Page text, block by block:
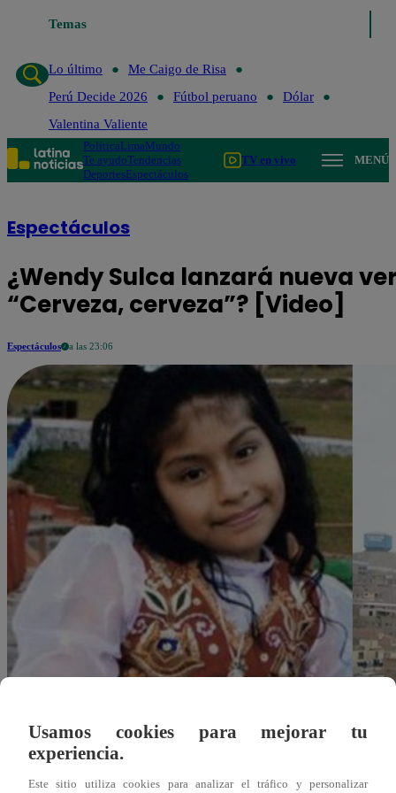
Temas
Lo último
Me Caigo de Risa
Perú Decide 2026
Fútbol peruano
Dólar
Valentina Valiente
PolíticaLimaMundo
Te ayudoTendencias
DeportesEspectáculos
TV en vivo MENÚ
Espectáculos
¿Wendy Sulca lanzará nueva
“Cerveza, cerveza”? [Video]
Espectáculos a las 23:06
Redacción Latina
Usamos cookies para mejorar tu
experiencia.
Este sitio utiliza cookies para analizar el tráfico y personalizar